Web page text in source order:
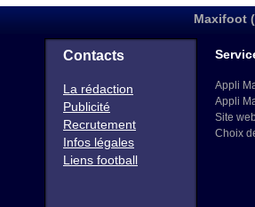
Maxifoot
Contacts
La rédaction
Publicité
Recrutement
Infos légales
Liens football
Appli
Appli
Site
Choix